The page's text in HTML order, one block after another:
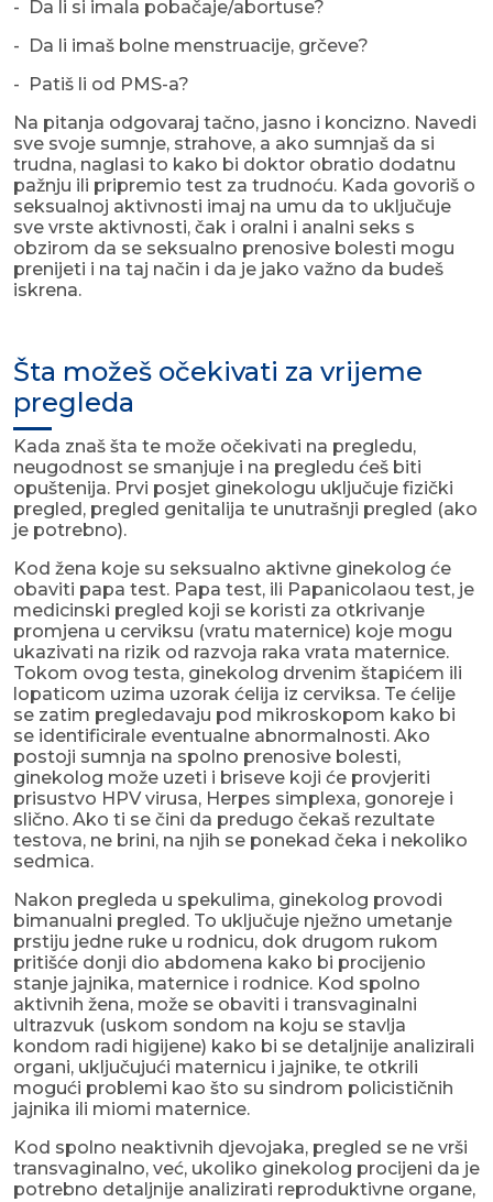
- Da li si imala pobačaje/abortuse?
- Da li imaš bolne menstruacije, grčeve?
- Patiš li od PMS-a?
Na pitanja odgovaraj tačno, jasno i koncizno. Navedi
sve svoje sumnje, strahove, a ako sumnjaš da si
trudna, naglasi to kako bi doktor obratio dodatnu
pažnju ili pripremio test za trudnoću. Kada govoriš o
seksualnoj aktivnosti imaj na umu da to uključuje
sve vrste aktivnosti, čak i oralni i analni seks s
obzirom da se seksualno prenosive bolesti mogu
prenijeti i na taj način i da je jako važno da budeš
iskrena.
Šta možeš očekivati za vrijeme
pregleda
Kada znaš šta te može očekivati na pregledu,
neugodnost se smanjuje i na pregledu ćeš biti
opuštenija. Prvi posjet ginekologu uključuje fizički
pregled, pregled genitalija te unutrašnji pregled (ako
je potrebno).
Kod žena koje su seksualno aktivne ginekolog će
obaviti papa test. Papa test, ili Papanicolaou test, je
medicinski pregled koji se koristi za otkrivanje
promjena u cerviksu (vratu maternice) koje mogu
ukazivati na rizik od razvoja raka vrata maternice.
Tokom ovog testa, ginekolog drvenim štapićem ili
lopaticom uzima uzorak ćelija iz cerviksa. Te ćelije
se zatim pregledavaju pod mikroskopom kako bi
se identificirale eventualne abnormalnosti. Ako
postoji sumnja na spolno prenosive bolesti,
ginekolog može uzeti i briseve koji će provjeriti
prisustvo HPV virusa, Herpes simplexa, gonoreje i
slično. Ako ti se čini da predugo čekaš rezultate
testova, ne brini, na njih se ponekad čeka i nekoliko
sedmica.
Nakon pregleda u spekulima, ginekolog provodi
bimanualni pregled. To uključuje nježno umetanje
prstiju jedne ruke u rodnicu, dok drugom rukom
pritišće donji dio abdomena kako bi procijenio
stanje jajnika, maternice i rodnice. Kod spolno
aktivnih žena, može se obaviti i transvaginalni
ultrazvuk (uskom sondom na koju se stavlja
kondom radi higijene) kako bi se detaljnije analizirali
organi, uključujući maternicu i jajnike, te otkrili
mogući problemi kao što su sindrom policističnih
jajnika ili miomi maternice.
Kod spolno neaktivnih djevojaka, pregled se ne vrši
transvaginalno, već, ukoliko ginekolog procijeni da je
potrebno detaljnije analizirati reproduktivne organe,